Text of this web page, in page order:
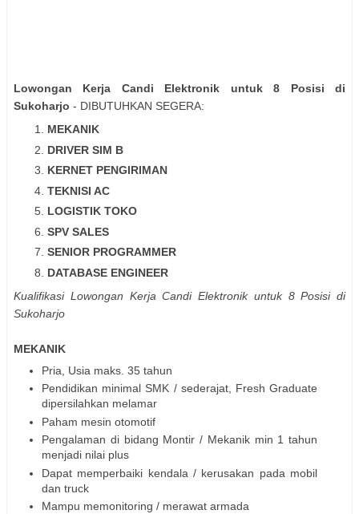
Lowongan Kerja Candi Elektronik untuk 8 Posisi di
Sukoharjo - DIBUTUHKAN SEGERA:
MEKANIK
DRIVER SIM B
KERNET PENGIRIMAN
TEKNISI AC
LOGISTIK TOKO
SPV SALES
SENIOR PROGRAMMER
DATABASE ENGINEER
Kualifikasi Lowongan Kerja Candi Elektronik untuk 8 Posisi di
Sukoharjo
MEKANIK
Pria, Usia maks. 35 tahun
Pendidikan minimal SMK / sederajat, Fresh Graduate
dipersilahkan melamar
Paham mesin otomotif
Pengalaman di bidang Montir / Mekanik min 1 tahun
menjadi nilai plus
Dapat memperbaiki kendala / kerusakan pada mobil
dan truck
Mampu memonitoring / merawat armada